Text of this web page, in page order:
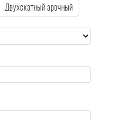
Двухскатный арочный